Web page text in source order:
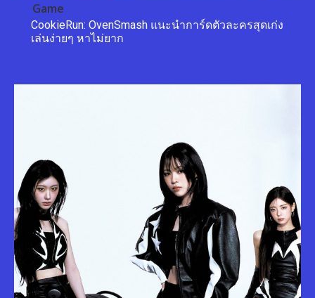
Game
CookieRun: OvenSmash แนะนำการ์ดตัวละครสุดเก่ง
เล่นง่ายๆ หาไม่ยาก